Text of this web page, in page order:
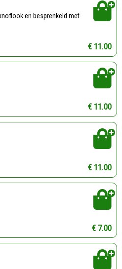
€ 11.00
€ 11.00
€ 11.00
€ 7.00